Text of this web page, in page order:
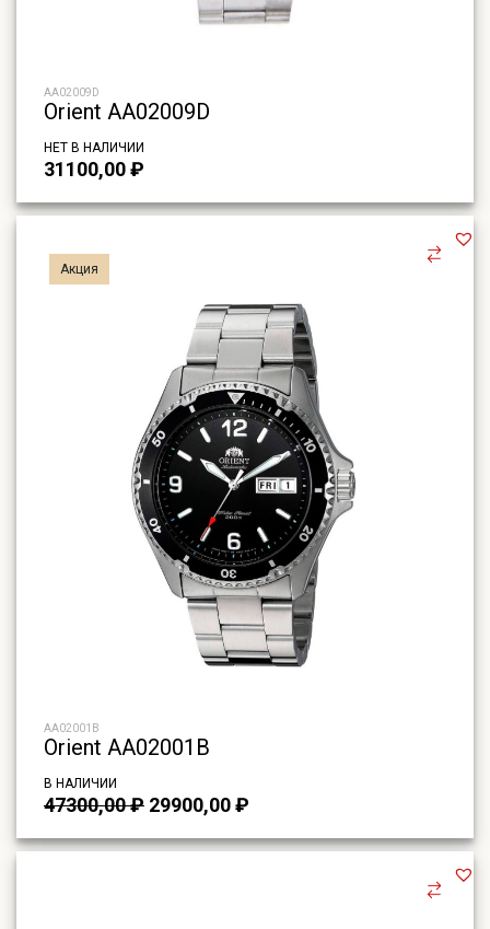
AA02009D
Orient AA02009D
НЕТ В НАЛИЧИИ
31100,00₽
Акция
AA02001B
Orient AA02001B
В НАЛИЧИИ
47300,00₽ Первоначальная
составляла
29900,00₽
29900,00 ₽.